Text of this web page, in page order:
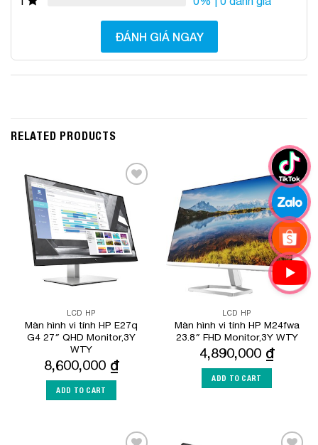
ĐÁNH GIÁ NGAY
RELATED PRODUCTS
Add to
Wishlist
LCD HP
Màn hình vi tính HP E27q
G4 27″ QHD Monitor,3Y
WTY
8,600,000 ₫
ADD TO CART
Add to
Wishlist
LCD HP
Màn hình vi tính HP M24fwa
23.8″ FHD Monitor,3Y WTY
4,890,000 ₫
ADD TO CART